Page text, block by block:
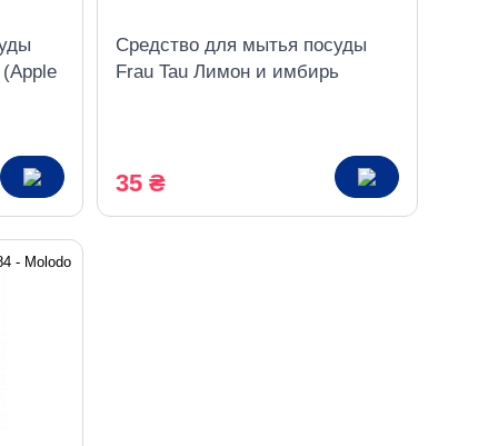
(Apple
Средство для мытья посуды
Frau Tau Лимон и имбирь
35 ₴